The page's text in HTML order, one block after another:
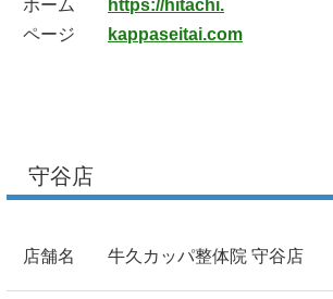
ホーム
ページ
https://hitachi.
kappaseitai.com
守谷店
店舗名 牛久カッパ整体院 守谷店